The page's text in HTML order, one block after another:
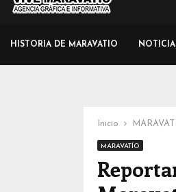
HISTORIA DE MARAVATIO
Inicio
MARAVATÍO